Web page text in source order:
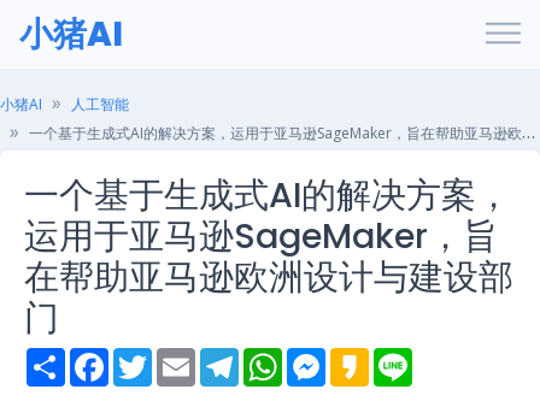
小猪AI
小猪AI
人工智能
一个基于生成式AI的解决方案，运用于亚马逊SageMaker，旨在帮助亚马逊欧洲设计与建设部门
一个基于生成式AI的解决方案，
运用于亚马逊SageMaker，旨
在帮助亚马逊欧洲设计与建设部
门
S
h
F
a
T
w
E
m
T
e
W
h
M
e
K
a